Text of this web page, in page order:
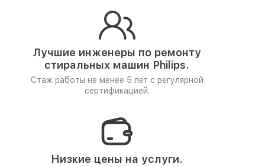
Лучшие инженеры по ремонту
стиральных машин Philips.
Стаж работы не менее 5 лет с регулярной
сертификацией.
Низкие цены на услуги.